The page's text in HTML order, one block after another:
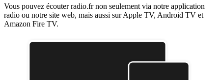
Vous pouvez écouter radio.fr non seulement via notre application
radio ou notre site web, mais aussi sur Apple TV, Android TV et
Amazon Fire TV.